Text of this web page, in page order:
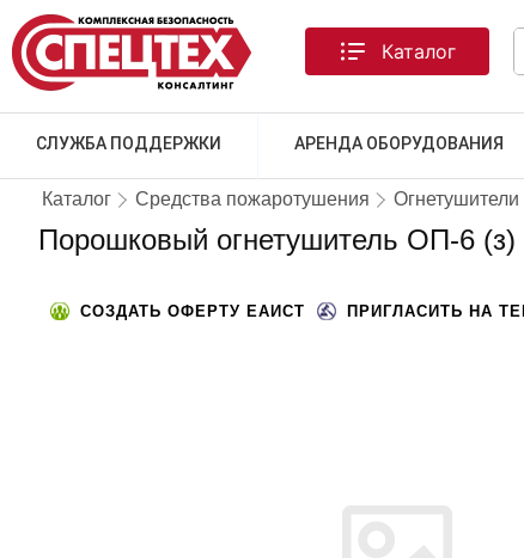
СЛУЖБА ПОДДЕРЖКИ АРЕНДА ОБОРУДОВАНИЯ
Каталог
Каталог Средства пожаротушения Огнетушители
Порошковый огнетушитель ОП-6
СОЗДАТЬ ОФЕРТУ ЕАИСТ ПРИГЛАСИТЬ НА